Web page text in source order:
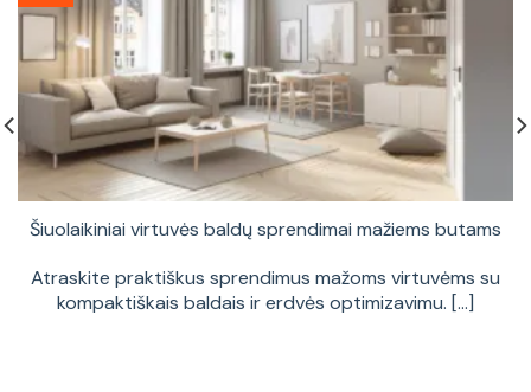
Šiuolaikiniai virtuvės baldų sprendimai mažiems butams
Atraskite praktiškus sprendimus mažoms virtuvėms su
kompaktiškais baldais ir erdvės optimizavimu. [...]